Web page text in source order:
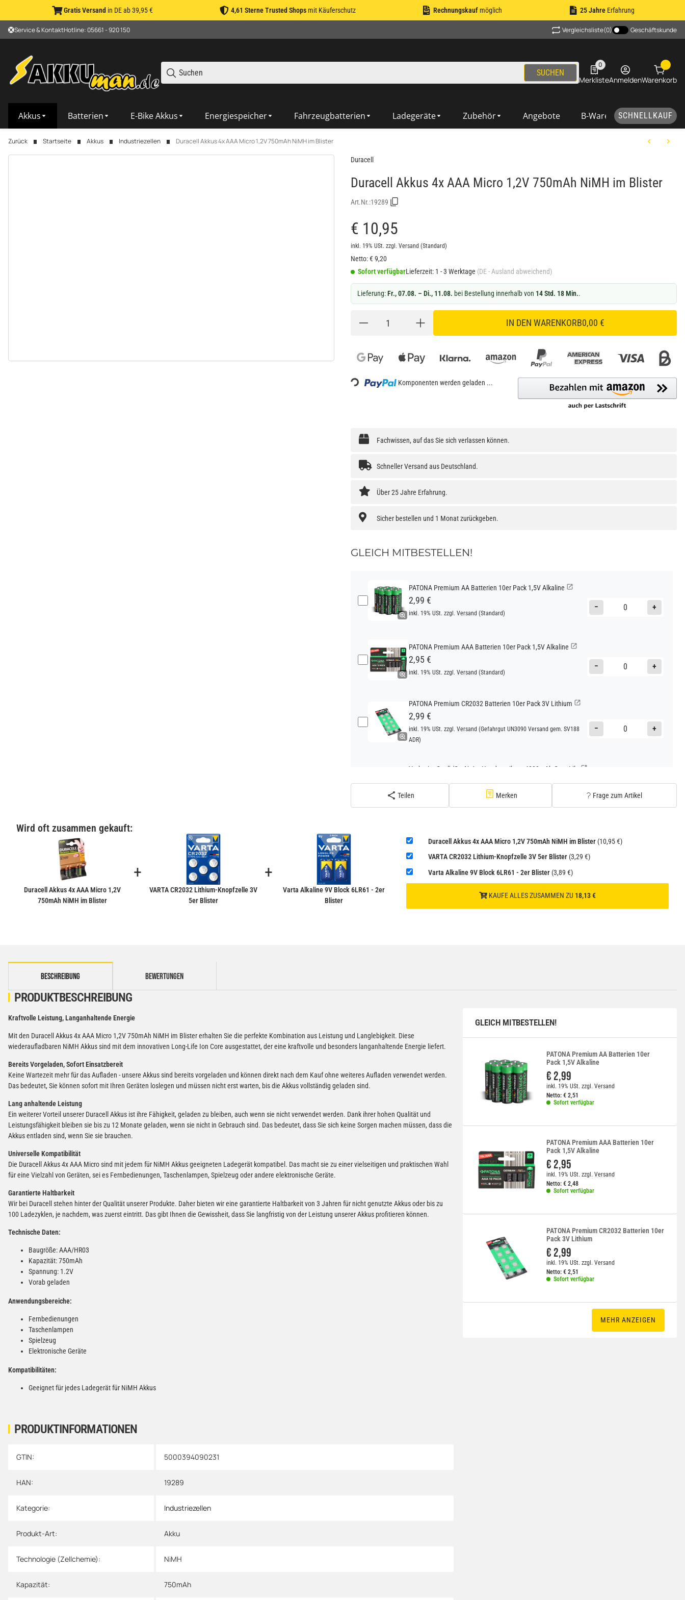
Gratis Versand in DE ab 39,95 € 4,61 Sterne Trusted Shopsmit Käuferschutz Rechnungskauf möglich 25 JahreErfahrung
Service & KontaktHotline: 05661 - 920 150 Vergleichsliste(0) Geschäftskunde
SUCHEN
0
0 Produkte in der Liste
MerklisteAnmeldenWarenkorb
Akkus Batterien E-Bike Akkus Energiespeicher Fahrzeugbatterien Ladegeräte Zubehör Angebote B-Ware SCHNELLKAUF
Zurück Startseite Akkus Industriezellen Duracell Akkus 4x AAA Micro 1,2V 750mAh NiMH im Blister
Duracell
Duracell Akkus 4x AAA Micro 1,2V 750mAh NiMH im Blister
Art.Nr.:19289
€ 10,95
inkl. 19% USt. zzgl. Versand (Standard)
Netto:€9,20
Sofort verfügbarLieferzeit: 1 - 3 Werktage (DE - Ausland abweichend)
Lieferung:Fr., 07.08. – Di., 11.08. bei Bestellung innerhalb von 14 Std. 18 Min..
IN DEN WARENKORB0,00 €
Loading... Komponenten werden geladen ...
Fachwissen, auf das Sie sich verlassen können.
Schneller Versand aus Deutschland.
Über 25 Jahre Erfahrung.
Sicher bestellen und 1 Monat zurückgeben.
GLEICH MITBESTELLEN!
PATONA Premium AA Batterien 10er Pack 1,5V Alkaline
2,99 €
inkl. 19% USt. zzgl. Versand (Standard)
− +
PATONA Premium AAA Batterien 10er Pack 1,5V Alkaline
2,95 €
inkl. 19% USt. zzgl. Versand (Standard)
− +
PATONA Premium CR2032 Batterien 10er Pack 3V Lithium
2,99 €
inkl. 19% USt. zzgl. Versand (Gefahrgut UN3090 Versand gem. SV188
ADR)
− +
Verbatim Cool'n'Go AirJet Handventilator 4000mAh Grau Lila
22,95 €
inkl. 19% USt. zzgl.
(Gefahrgut UN3480 Versand gem. SV188
22,95 €
inkl. 19% USt. zzgl.Versand (Gefahrgut UN3480 Versand gem. SV188
ADR)
Teilen Merken Frage zum Artikel
Wird oft zusammen gekauft:
Duracell Akkus 4x AAA Micro 1,2V
750mAh NiMH im Blister
+
VARTA CR2032 Lithium-Knopfzelle 3V
5er Blister
+
Varta Alkaline 9V Block 6LR61 - 2er
Blister
Duracell Akkus 4x AAA Micro 1,2V 750mAh NiMH im Blister (10,95 €)
VARTA CR2032 Lithium-Knopfzelle 3V 5er Blister (3,29 €)
Varta Alkaline 9V Block 6LR61 - 2er Blister (3,89 €)
KAUFE ALLES ZUSAMMEN ZU 18,13 €
BESCHREIBUNG BEWERTUNGEN
PRODUKTINFORMATIONEN
Produkteigenschaft
Wert
GTIN: 5000394090231
HAN: 19289
Kategorie: Industriezellen
Produkt-Art: Akku
Technologie (Zellchemie): NiMH
Kapazität: 750mAh
PRODUKTBESCHREIBUNG
Kraftvolle Leistung, Langanhaltende Energie
Mit den Duracell Akkus 4x AAA Micro 1,2V 750mAh NiMH im Blister erhalten Sie die perfekte Kombination aus Leistung und Langlebigkeit. Diese
wiederaufladbaren NiMH Akkus sind mit dem innovativen Long-Life Ion Core ausgestattet, der eine kraftvolle und besonders langanhaltende Energie liefert.
Bereits Vorgeladen, Sofort Einsatzbereit
Keine Wartezeit mehr für das Aufladen - unsere Akkus sind bereits vorgeladen und können direkt nach dem Kauf ohne weiteres Aufladen verwendet werden.
Das bedeutet, Sie können sofort mit Ihren Geräten loslegen und müssen nicht erst warten, bis die Akkus vollständig geladen sind.
Lang anhaltende Leistung
Ein weiterer Vorteil unserer Duracell Akkus ist ihre Fähigkeit, geladen zu bleiben, auch wenn sie nicht verwendet werden. Dank ihrer hohen Qualität und
Leistungsfähigkeit bleiben sie bis zu 12 Monate geladen, wenn sie nicht in Gebrauch sind. Das bedeutet, dass Sie sich keine Sorgen machen müssen, dass die
Akkus entladen sind, wenn Sie sie brauchen.
Universelle Kompatibilität
Die Duracell Akkus 4x AAA Micro sind mit jedem für NiMH Akkus geeigneten Ladegerät kompatibel. Das macht sie zu einer vielseitigen und praktischen Wahl
für eine Vielzahl von Geräten, sei es Fernbedienungen, Taschenlampen, Spielzeug oder andere elektronische Geräte.
Garantierte Haltbarkeit
Wir bei Duracell stehen hinter der Qualität unserer Produkte. Daher bieten wir eine garantierte Haltbarkeit von 3 Jahren für nicht genutzte Akkus oder bis zu
100 Ladezyklen, je nachdem, was zuerst eintritt. Das gibt Ihnen die Gewissheit, dass Sie langfristig von der Leistung unserer Akkus profitieren können.
Technische Daten:
Baugröße: AAA/HR03
Kapazität: 750mAh
Spannung: 1.2V
Vorab geladen
Anwendungsbereiche:
Fernbedienungen
Taschenlampen
Spielzeug
Elektronische Geräte
Kompatibilitäten:
Geeignet für jedes Ladegerät für NiMH Akkus
GLEICH MITBESTELLEN!
PATONA Premium AA Batterien 10er
Pack 1,5V Alkaline
€ 2,99
inkl. 19% USt. zzgl.Versand
Netto: €2,51
Sofort verfügbar
PATONA Premium AAA Batterien 10er
Pack 1,5V Alkaline
€ 2,95
inkl. 19% USt. zzgl.Versand
Netto: €2,48
Sofort verfügbar
PATONA Premium CR2032 Batterien 10er
Pack 3V Lithium
€ 2,99
inkl. 19% USt. zzgl.Versand
Netto: €2,51
Sofort verfügbar
MEHR ANZEIGEN